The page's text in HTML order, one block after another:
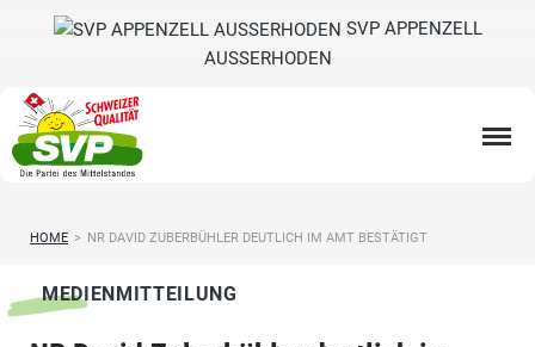
SVP APPENZELL
AUSSERHODEN
HOME > NR DAVID ZUBERBÜHLER DEUTLICH IM AMT BESTÄTIGT
MEDIENMITTEILUNG